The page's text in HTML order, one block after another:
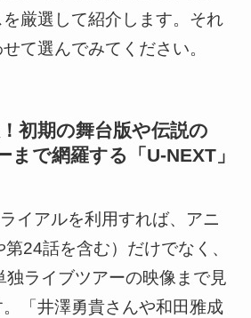
厳選して紹介します。それ
て選んでみてください。
初期の舞台版や伝説の
で網羅する「U-NEXT」
イアルを利用すれば、アニ
24話を含む）だけでなく、
独ライブツアーの映像まで見
「井澤勇貴さんや和田雅成